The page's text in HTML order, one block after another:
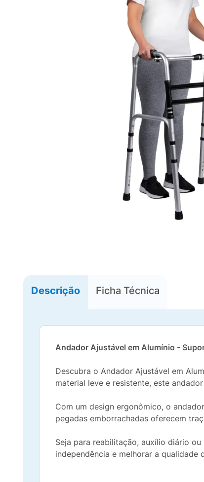
Descrição Ficha Técnica
Andador Ajustável em Alumínio -
Descubra o Andador Ajustável em
material leve e resistente, este
Com um design ergonômico, o
pegadas emborrachadas oferecem
Seja para reabilitação, auxílio diário
independência e melhorar a qualidade